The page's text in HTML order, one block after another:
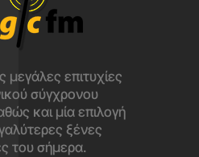
μεγάλες επιτυχίες
σύγχρονου
και μία επιλογή
ξένες
του σήμερα.